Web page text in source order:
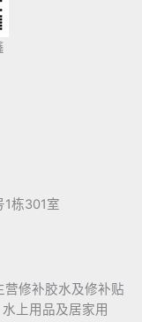
栋301室
修补胶水及修补贴
上用品及居家用